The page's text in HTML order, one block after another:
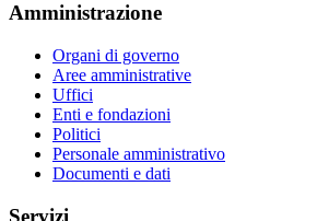
Amministrazione
Organi di governo
Aree amministrative
Uffici
Enti e fondazioni
Politici
Personale amministrativo
Documenti e dati
Servizi